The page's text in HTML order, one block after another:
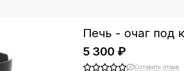
Печь - очаг под
5 300 ₽
Оставить отзыв